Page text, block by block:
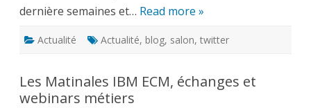
dernière semaines et… Read more »
Actualité Actualité, blog, salon, twitter
Les Matinales IBM ECM, échanges et
webinars métiers